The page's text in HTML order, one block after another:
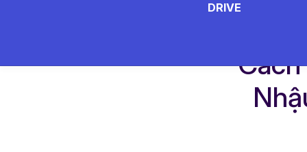
DRIVE
Cách Nói Chuyện